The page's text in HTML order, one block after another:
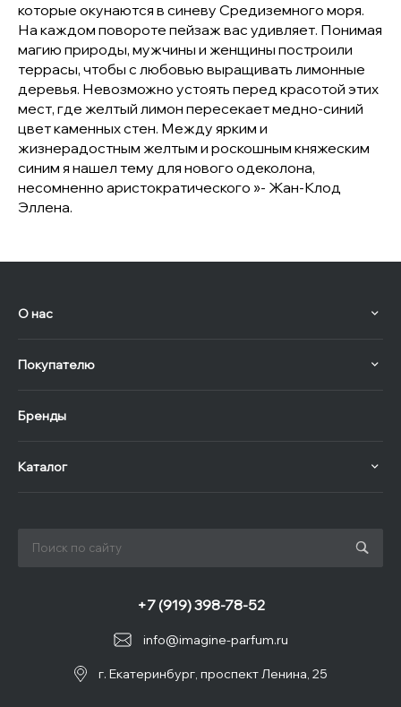
которые окунаются в синеву Средиземного моря.
На каждом повороте пейзаж вас удивляет. Понимая
магию природы, мужчины и женщины построили
террасы, чтобы с любовью выращивать лимонные
деревья. Невозможно устоять перед красотой этих
мест, где желтый лимон пересекает медно-синий
цвет каменных стен. Между ярким и
жизнерадостным желтым и роскошным княжеским
синим я нашел тему для нового одеколона,
несомненно аристократического »- Жан-Клод
Эллена.
О нас
Покупателю
Бренды
Каталог
info@imagine-parfum.ru
+7 (919) 398-78-52
г. Екатеринбург, проспект Ленина, 25